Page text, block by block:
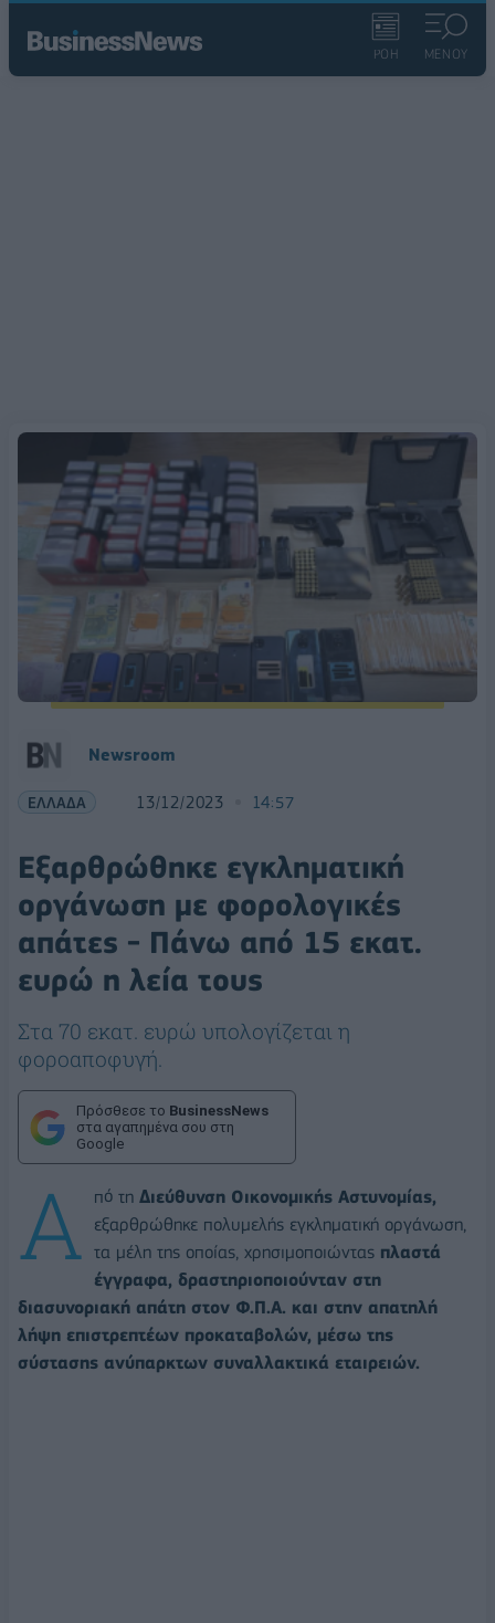
ΡΟΗ ΜΕΝΟΥ
Newsroom
ΕΛΛΑΔΑ 13/12/2023 14:57
Εξαρθρώθηκε εγκληματική
οργάνωση με φορολογικές
απάτες - Πάνω από 15 εκατ.
ευρώ η λεία τους
Στα 70 εκατ. ευρώ υπολογίζεται η
φοροαποφυγή.
Πρόσθεσε το BusinessNews
στα αγαπημένα σου στη
Google
Α πό τη Διεύθυνση Οικονομικής Αστυνομίας,
εξαρθρώθηκε πολυμελής εγκληματική οργάνωση,
τα μέλη της οποίας, χρησιμοποιώντας πλαστά
έγγραφα, δραστηριοποιούνταν στη
διασυνοριακή απάτη στον Φ.Π.Α. και στην απατηλή
λήψη επιστρεπτέων προκαταβολών, μέσω της
σύστασης ανύπαρκτων συναλλακτικά εταιρειών.